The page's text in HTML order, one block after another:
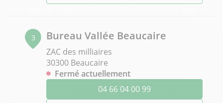
3 Bureau Vallée Beaucaire
ZAC des milliaires
30300 Beaucaire
Fermé actuellement
04 66 04 00 99